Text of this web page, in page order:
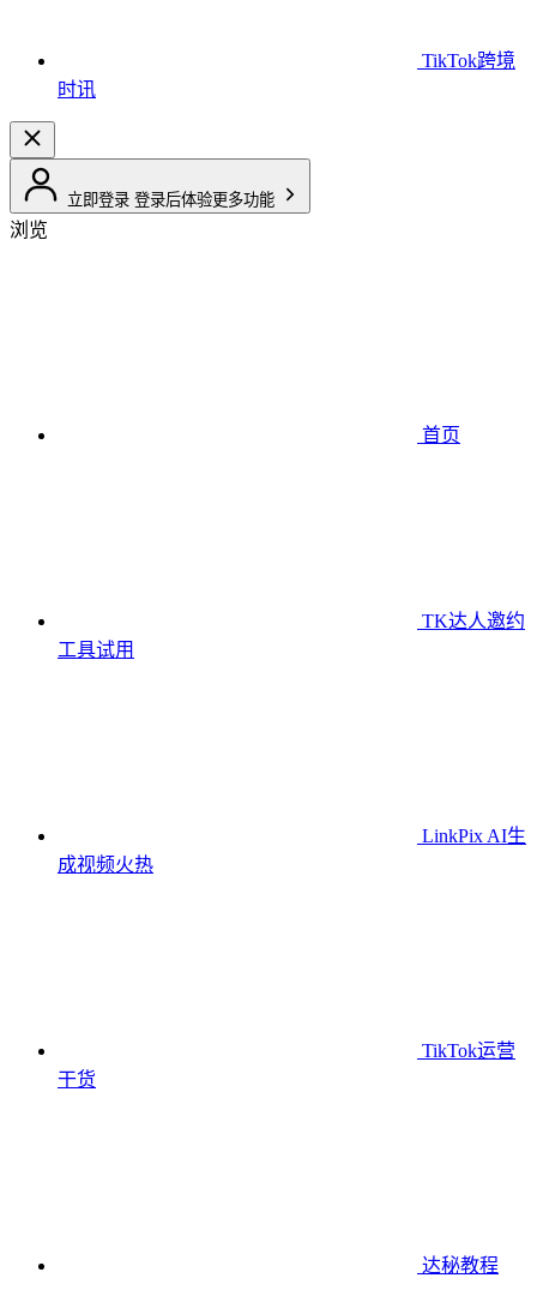
TikTok跨境
时讯
立即登录 登录后体验更多功能
浏览
首页
TK达人邀约
工具试用
LinkPix AI生
成视频火热
TikTok运营
干货
达秘教程